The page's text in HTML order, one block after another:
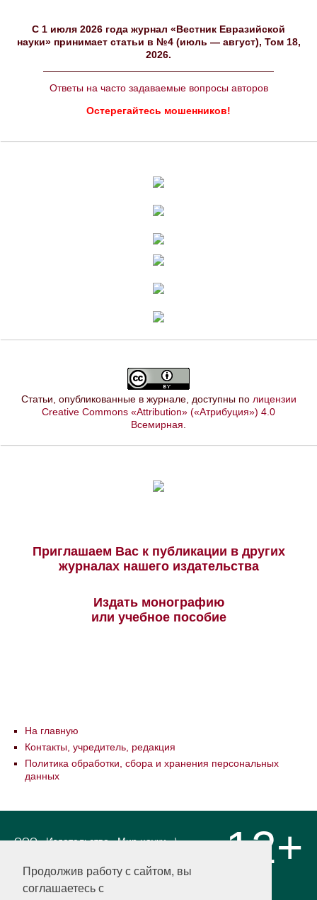
Продолжив работу с сайтом, вы
соглашаетесь с
C 1 июля 2026 года журнал «Вестник Евразийской
науки» принимает статьи в №4 (июль — август), Том 18,
2026.
Ответы на часто задаваемые вопросы авторов
Остерегайтесь мошенников!
Статьи, опубликованные в журнале, доступны по лицензии
Creative Commons «Attribution» («Атрибуция») 4.0
Всемирная
Приглашаем Вас к публикации в других
журналах нашего издательства
Издать монографию
или учебное пособие
На главную
Контакты, учредитель, редакция
Политика обработки, сбора и хранения персональных
данных
ООО «Издательство «Мир науки» \
LLC Материалы, размещенные на сайте,
охраняются Законом о защите авторских
прав. Публикация любых материалов
12+